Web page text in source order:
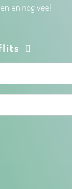
en nog veel